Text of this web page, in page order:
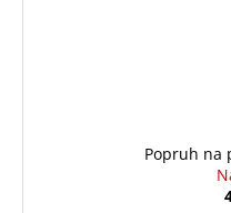
Popruh na